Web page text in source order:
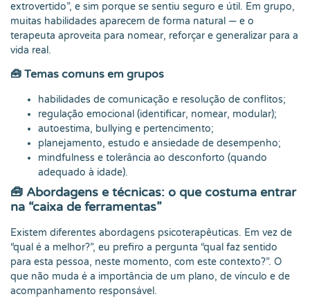
extrovertido”, e sim porque se sentiu seguro e útil. Em grupo,
muitas habilidades aparecem de forma natural — e o
terapeuta aproveita para nomear, reforçar e generalizar para a
vida real.
🧰 Temas comuns em grupos
habilidades de comunicação e resolução de conflitos;
regulação emocional (identificar, nomear, modular);
autoestima, bullying e pertencimento;
planejamento, estudo e ansiedade de desempenho;
mindfulness e tolerância ao desconforto (quando
adequado à idade).
🧰 Abordagens e técnicas: o que costuma entrar
na “caixa de ferramentas”
Existem diferentes abordagens psicoterapêuticas. Em vez de
“qual é a melhor?”, eu prefiro a pergunta “qual faz sentido
para esta pessoa, neste momento, com este contexto?”. O
que não muda é a importância de um plano, de vínculo e de
acompanhamento responsável.